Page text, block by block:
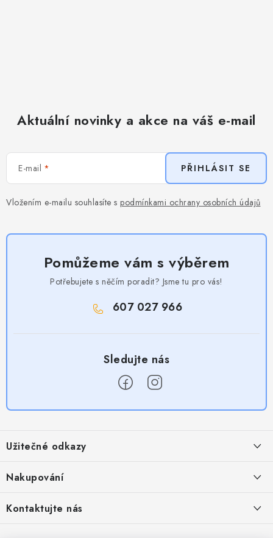
Aktuální novinky a akce na váš e-mail
E-mail
Vložením e-mailu souhlasíte s podmínkami ochrany osobních údajů
PŘIHLÁSIT SE
Pomůžeme vám s výběrem
Potřebujete s něčím poradit? Jsme tu pro vás!
607 027 966
p
a
Užitečné odkazy
Provizní systém
Nakupování
Kontaktujte nás